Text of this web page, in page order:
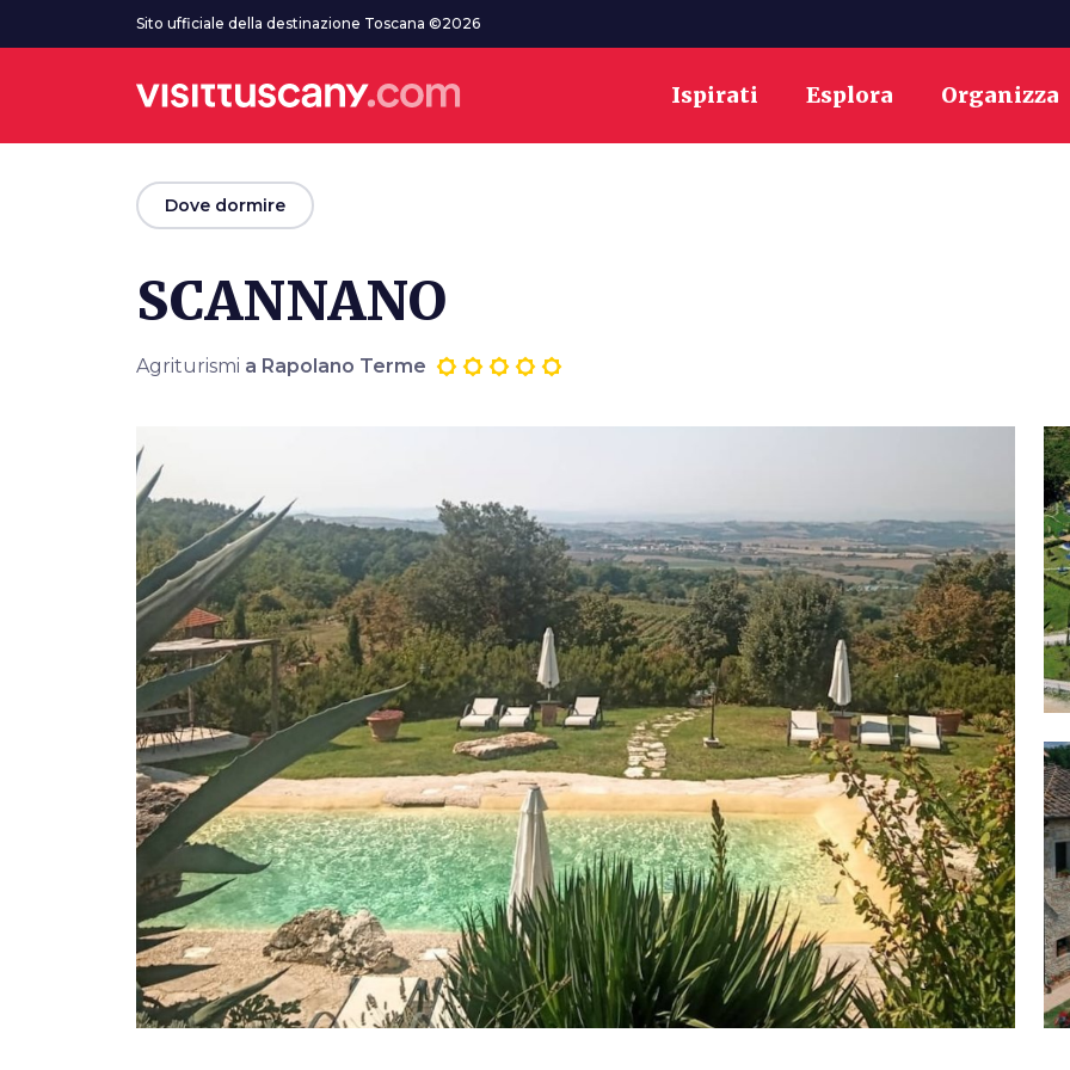
Vai al contenuto principaleSito ufficiale della destinazione Toscana ©2026
Ispirati Esplora Organizza
arrow_backDove dormire
SCANNANO
Agriturismi a Rapolano Terme